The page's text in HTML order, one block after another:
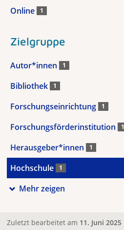
Online 1
Zielgruppe
Autor*innen 1
Bibliothek 1
Forschungseinrichtung 1
Forschungsförderinstitution 1
Herausgeber*innen 1
Hochschule 1
Mehr zeigen
Zuletzt bearbeitet am 11. Juni 2025